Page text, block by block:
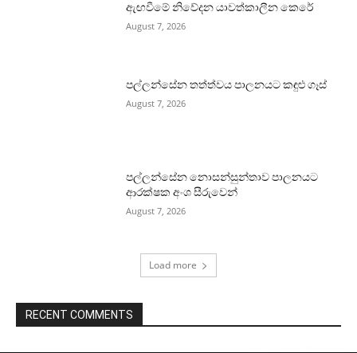
ඇඟවීමේ නිවේදන යාවත්කාලීන කෙරේ
August 7, 2026
පල්ලන්සේන තත්ත්වය පාලනයට කඳුළු ගෑස්
August 7, 2026
පල්ලන්සේන නොසන්සුන්තාව පාලනයට
ආරක්ෂක අංශ සීරුවෙන්
August 7, 2026
Load more
RECENT COMMENTS